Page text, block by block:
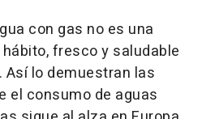
con gas no es una
fresco y saludable
Así lo demuestran las
el consumo de aguas